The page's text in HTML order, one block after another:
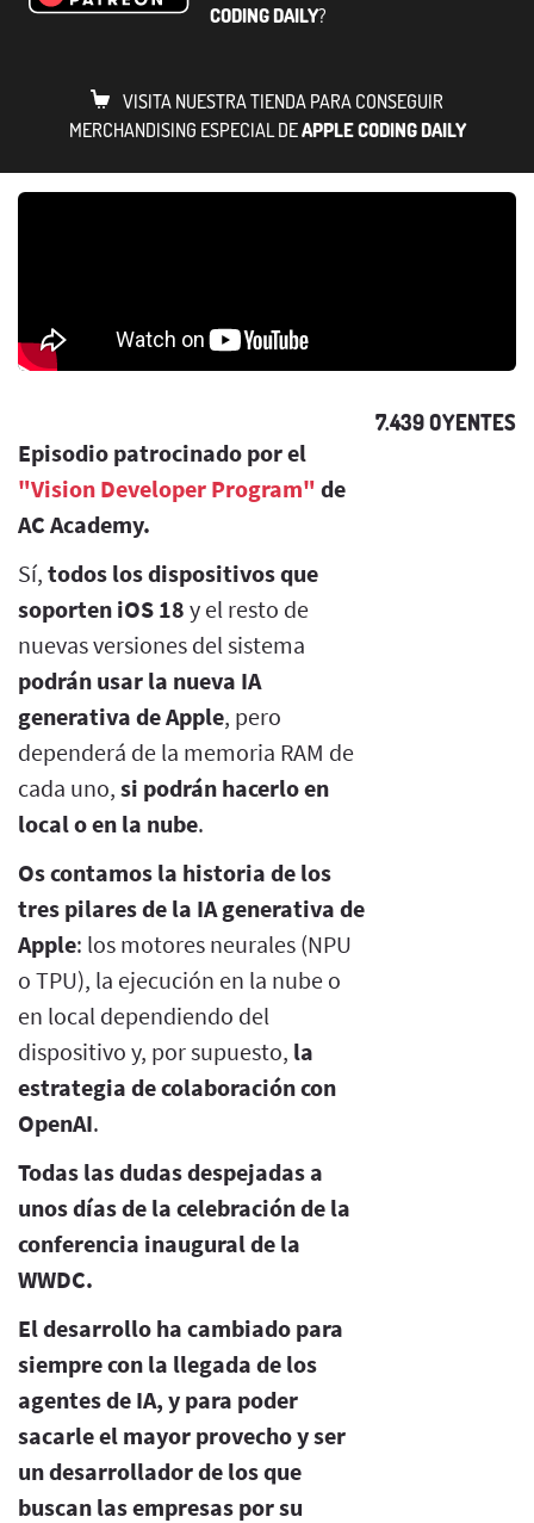
CODING DAILY?
VISITA NUESTRA TIENDA PARA CONSEGUIR
MERCHANDISING ESPECIAL DEAPPLE CODING DAILY
7.439 OYENTES
Episodio patrocinado por el
"Vision Developer Program" de
AC Academy.
Sí, todos los dispositivos que
soporten iOS 18 y el resto de
nuevas versiones del sistema
podrán usar la nueva IA
generativa de Apple, pero
dependerá de la memoria RAM de
cada uno, si podrán hacerlo en
local o en la nube.
Os contamos la historia de los
tres pilares de la IA generativa de
Apple: los motores neurales (NPU
o TPU), la ejecución en la nube o
en local dependiendo del
dispositivo y, por supuesto, la
estrategia de colaboración con
OpenAI.
Todas las dudas despejadas a
unos días de la celebración de la
conferencia inaugural de la
WWDC.
El desarrollo ha cambiado para
siempre con la llegada de los
agentes de IA, y para poder
sacarle el mayor provecho y ser
un desarrollador de los que
buscan las empresas por su